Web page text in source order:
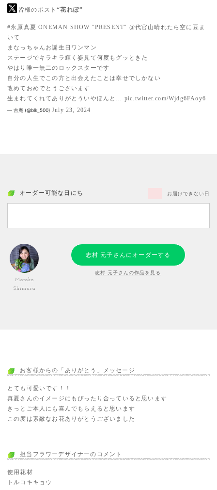
皆様のポスト“花れぽ”
#永原真夏 ONEMAN SHOW "PRESENT" @代官山晴れたら空に豆ま
いて
まなっちゃんお誕生日ワンマン
ステージでキラキラ輝く姿見て何度もグッときた
やはり唯一無二のロックスターです
自分の人生でこの方と出会えたことは幸せでしかない
改めておめでとうございます
生まれてくれてありがとういやほんと… pic.twitter.com/Wjdg6FAoy6
— 古庵 (@blk_500) July 23, 2024
オーダー可能な日にち お届けできない日
Motoko
Shimura
志村 元子さんにオーダーする
志村 元子さんの作品を見る
お客様からの「ありがとう」メッセージ
とても可愛いです！！
真夏さんのイメージにもぴったり合っていると思います
きっとご本人にも喜んでもらえると思います
この度は素敵なお花ありがとうございました
担当フラワーデザイナーのコメント
使用花材
トルコキキョウ